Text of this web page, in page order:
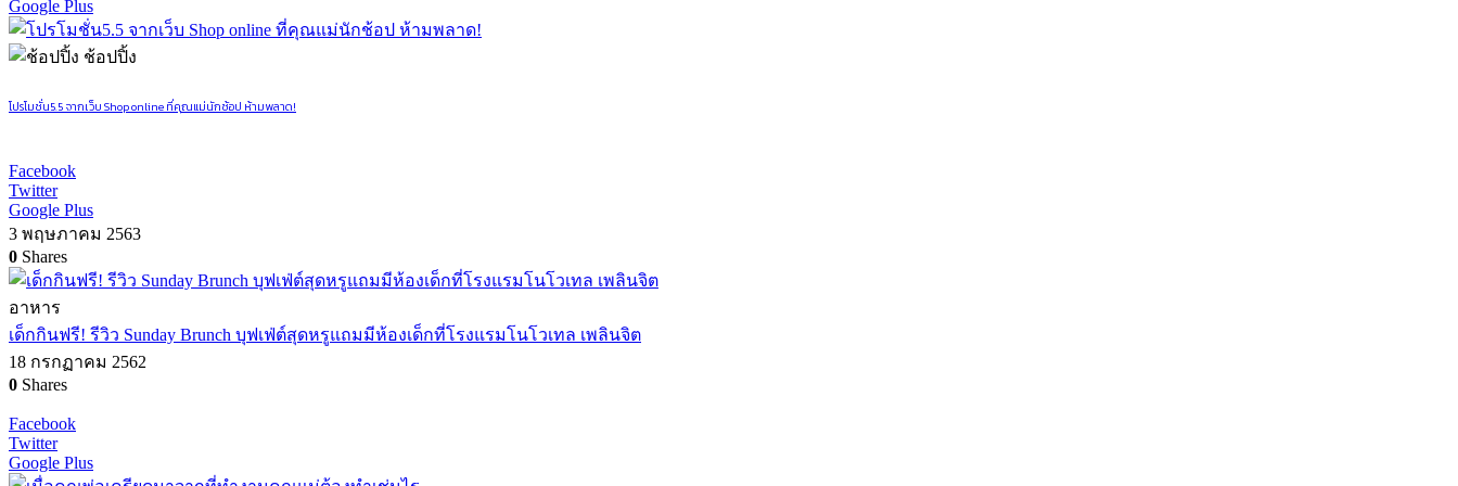
Google Plus
ช้อปปิ้ง
โปรโมชั่น5.5 จากเว็บ Shop online ที่คุณแม่นักช้อป ห้ามพลาด!
Facebook
Twitter
Google Plus
3 พฤษภาคม 2563
0 Shares
อาหาร
เด็กกินฟรี! รีวิว Sunday Brunch บุฟเฟ่ต์สุดหรูแถมมีห้องเด็กที่โรงแรมโนโวเทล เพลินจิต
18 กรกฏาคม 2562
0 Shares
Facebook
Twitter
Google Plus